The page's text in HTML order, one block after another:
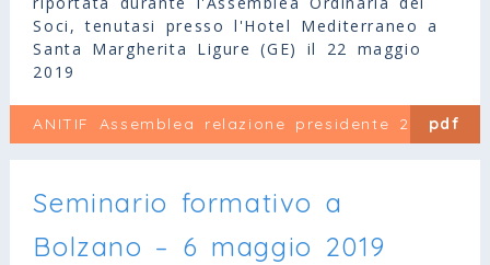
Soci, tenutasi presso l'Hotel Mediterraneo a
Santa Margherita Ligure (GE) il 22 maggio
2019
ANITIF Assemblea relazione presidente 2019pdf
Seminario formativo a
Bolzano – 6 maggio 2019